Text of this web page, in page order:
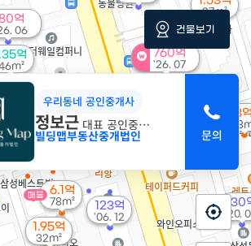
760억
'26. 07
27m²
6.1억
78m²
매물
'26. 06
억
06
3
월 120만
130
'20.
억
1.95억
32m²
123억
'06. 12
우리동네 공인중개사
정보근 대표 공인중개사
빌딩맵부동산중개법인
건물보기